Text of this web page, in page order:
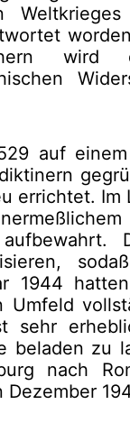
wird
auf
errichtet. Im
1944
Umfeld
sehr
beladen zu
nach